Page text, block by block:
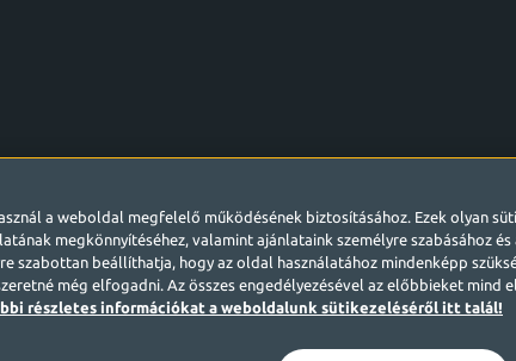
a weboldal megfelelő működésének biztosításához. Ezek olyan
megkönnyítéséhez, valamint ajánlataink személyre szabásához
szabottan beállíthatja, hogy az oldal használatához mindenképp
még elfogadni. Az összes engedélyezésével az előbbieket
részletes információkat a weboldalunk sütikezeléséről itt talál!